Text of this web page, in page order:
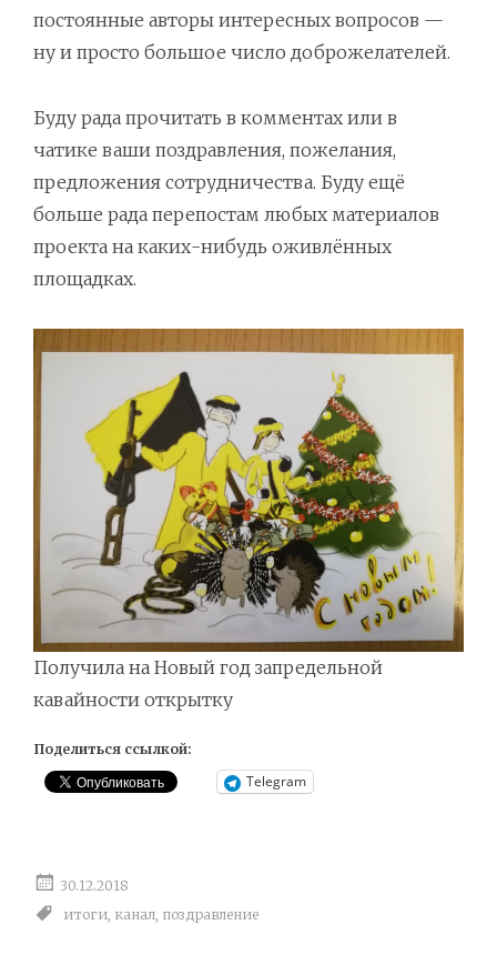
постоянные авторы интересных вопросов —
ну и просто большое число доброжелателей.
Буду рада прочитать в комментах или в
чатике ваши поздравления, пожелания,
предложения сотрудничества. Буду ещё
больше рада перепостам любых материалов
проекта на каких-нибудь оживлённых
площадках.
Получила на Новый год запредельной
кавайности открытку
Поделиться ссылкой:
Telegram
30.12.2018
итоги канал поздравление